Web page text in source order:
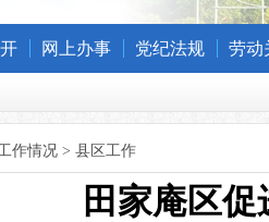
网上办事 党纪法规 劳动
作情况 > 县区工作
田家庵区